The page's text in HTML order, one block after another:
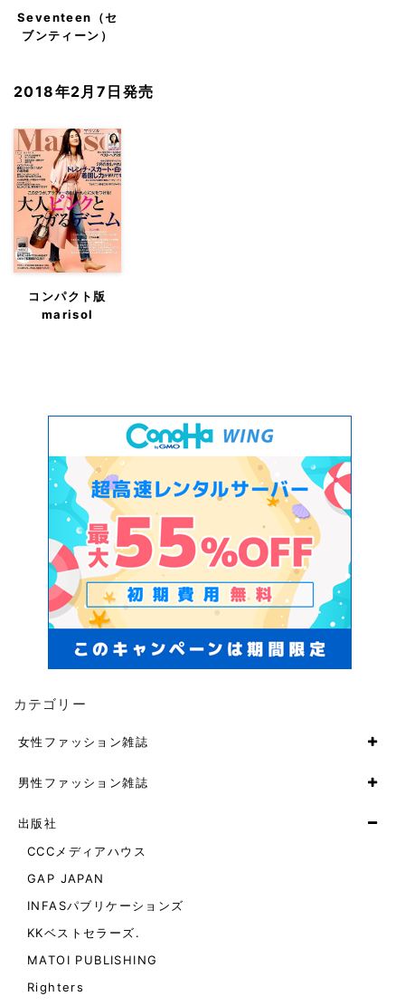
Seventeen（セ
ブンティーン）
2018年2月7日発売
コンパクト版
marisol
カテゴリー
女性ファッション雑誌
男性ファッション雑誌
出版社
CCCメディアハウス
GAP JAPAN
INFASパブリケーションズ
KKベストセラーズ.
MATOI PUBLISHING
Righters